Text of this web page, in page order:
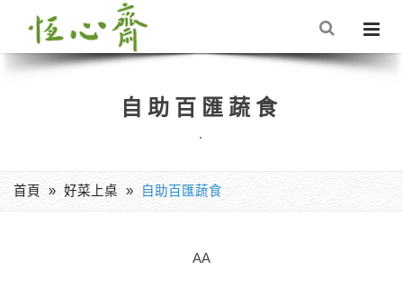
自助百匯蔬食
.
首頁 好菜上桌 自助百匯蔬食
AA